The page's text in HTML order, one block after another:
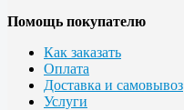
Помощь покупателю
Как заказать
Оплата
Доставка и самовывоз
Услуги